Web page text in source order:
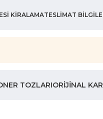
KIRALAMATESLIMAT
TOZLARIORIJINAL